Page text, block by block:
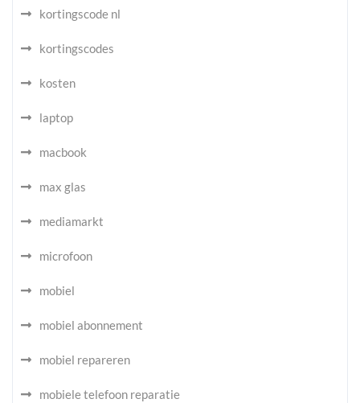
kortingscode nl
kortingscodes
kosten
laptop
macbook
max glas
mediamarkt
microfoon
mobiel
mobiel abonnement
mobiel repareren
mobiele telefoon reparatie